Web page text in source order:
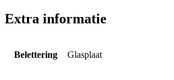
Extra informatie
Belettering Glasplaat